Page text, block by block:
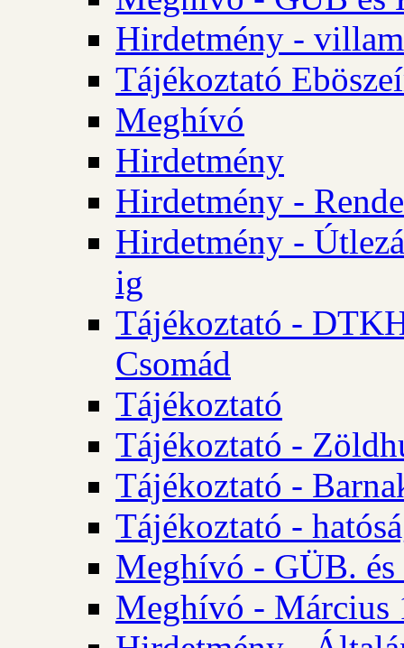
Hirdetmény -
Tájékoztató
Meghívó
Hirdetmény
Hirdetmény -
Hirdetmény -
ig
Tájékoztató -
Csomád
Tájékoztató
Tájékoztató -
Tájékoztató -
Tájékoztató -
Meghívó - GÜB.
Meghívó - Március